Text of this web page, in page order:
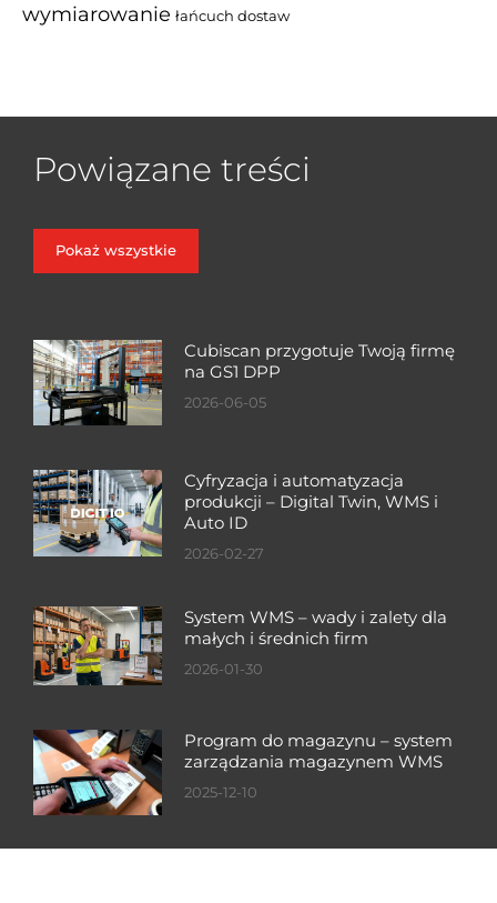
wymiarowanie łańcuch dostaw
Powiązane treści
Pokaż wszystkie
Cubiscan przygotuje Twoją firmę
na GS1 DPP
2026-06-05
Cyfryzacja i automatyzacja
produkcji – Digital Twin, WMS i
Auto ID
2026-02-27
System WMS – wady i zalety dla
małych i średnich firm
2026-01-30
Program do magazynu – system
zarządzania magazynem WMS
2025-12-10